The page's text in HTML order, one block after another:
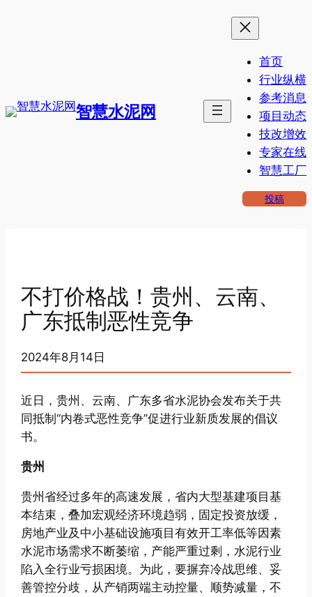
智慧水泥网
首页
行业纵横
参考消息
项目动态
技改增效
专家在线
智慧工厂
投稿
不打价格战！贵州、云南、
广东抵制恶性竞争
2024年8月14日
近日，贵州、云南、广东多省水泥协会发布关于共
同抵制“内卷式恶性竞争”促进行业新质发展的倡议
书。
贵州
贵州省经过多年的高速发展，省内大型基建项目基
本结束，叠加宏观经济环境趋弱，固定投资放缓，
房地产业及中小基础设施项目有效开工率低等因素
水泥市场需求不断萎缩，产能严重过剩，水泥行业
陷入全行业亏损困境。为此，要摒弃冷战思维、妥
善管控分歧，从产销两端主动控量、顺势减量，不